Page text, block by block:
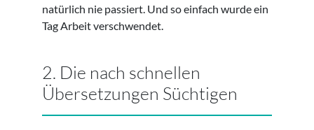
natürlich nie passiert. Und so einfach wurde ein
Tag Arbeit verschwendet.
2. Die nach schnellen
Übersetzungen Süchtigen